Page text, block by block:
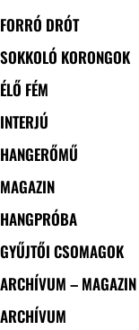
FORRÓ DRÓT
SOKKOLÓ KORONGOK
ÉLŐ FÉM
INTERJÚ
HANGERŐMŰ
MAGAZIN
HANGPRÓBA
GYŰJTŐI CSOMAGOK
ARCHÍVUM – MAGAZIN
ARCHÍVUM